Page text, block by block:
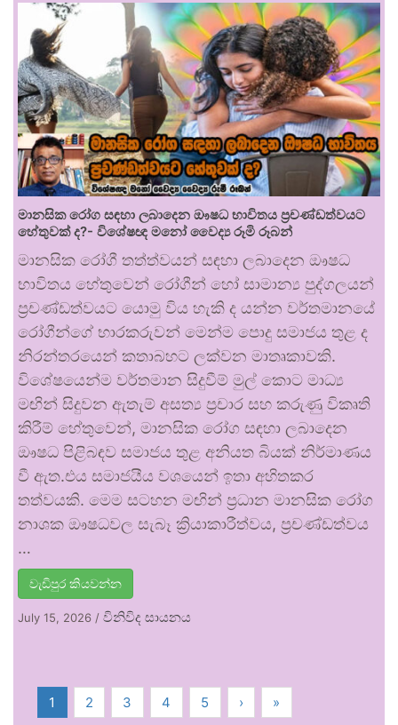
මානසික රෝග සඳහා ලබාදෙන ඖෂධ භාවිතය ප්‍රචණ්ඩත්වයට
හේතුවක් ද?- විශේෂඥ මනෝ වෛද්‍ය රූමි රූබන්
මානසික රෝගී තත්ත්වයන් සඳහා ලබාදෙන ඖෂධ
භාවිතය හේතුවෙන් රෝගීන් හෝ සාමාන්‍ය පුද්ගලයන්
ප්‍රචණ්ඩත්වයට යොමු විය හැකි ද යන්න වර්තමානයේ
රෝගීන්ගේ භාරකරුවන් මෙන්ම පොදු සමාජය තුළ ද
නිරන්තරයෙන් කතාබහට ලක්වන මාතෘකාවකි.
විශේෂයෙන්ම වර්තමාන සිදුවීම් මුල් කොට මාධ්‍ය
මඟින් සිදුවන ඇතැම් අසත්‍ය ප්‍රචාර සහ කරුණු විකෘති
කිරීම් හේතුවෙන්, මානසික රෝග සඳහා ලබාදෙන
ඖෂධ පිළිබඳව සමාජය තුළ අනියත බියක් නිර්මාණය
වී ඇත.එය සමාජයීය වශයෙන් ඉතා අහිතකර
තත්වයකි. මෙම සටහන මඟින් ප්‍රධාන මානසික රෝග
නාශක ඖෂධවල සැබෑ ක්‍රියාකාරීත්වය, ප්‍රචණ්ඩත්වය
…
වැඩිපුර කියවන්න
July 15, 2026 / විනිවිද සායනය
1 2 3 4 5 › »